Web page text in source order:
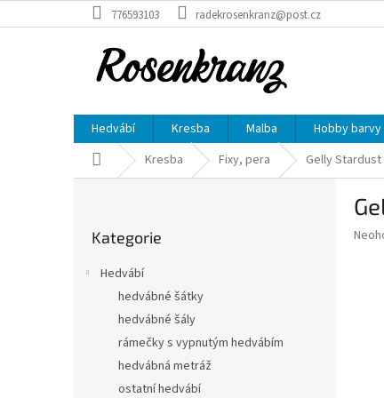
na
776593103 radekrosenkranz@post.cz
Hedvábí Kresba Malba Hobby barvy
Domů Kresba Fixy, pera Gelly
kategorie
Kategorie
Hedvábí
hedvábné šátky
hedvábné šály
rámečky s vypnutým hedvábím
hedvábná metráž
ostatní hedvábí